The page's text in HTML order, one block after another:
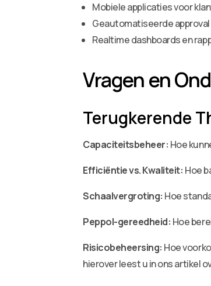
Mobiele applicaties voor
Geautomatiseerde
Realtime dashboards en
Vragen en
Terugkerende
Capaciteitsbeheer: Hoe
Efficiëntie vs. Kwaliteit: Hoe
Schaalvergroting: Hoe
Peppol-gereedheid: Hoe
Risicobeheersing: Hoe
hierover leest u in ons artikel